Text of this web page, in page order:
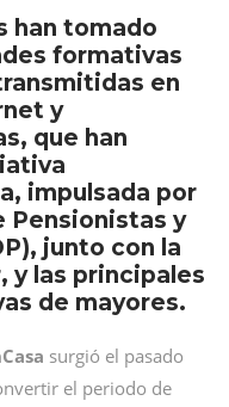
han tomado
formativas
en
y
que han
impulsada por
Pensionistas y
junto con la
y las principales
de mayores.
surgió el pasado
el periodo de